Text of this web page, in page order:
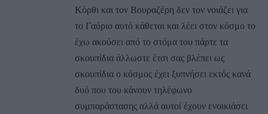
Κόρθι και τον Βουραζέρη δεν τον νοιάζει για
το Γαύριο αυτό κάθεται και λέει στον κόσμο το
έχω ακούσει από το στόμα του πάρτε τα
σκουπίδια άλλωστε έτσι σας βλέπει ως
σκουπίδια ο κόσμος έχει ξυπνήσει εκτός κανά
δυό που του κάνουν τηλέφωνο
συμπαράστασης αλλά αυτοί έχουν ενοικιάσει